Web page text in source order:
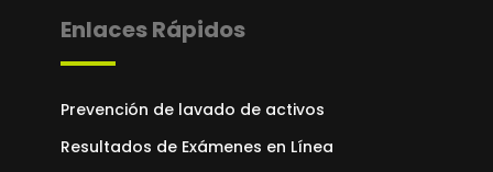
Enlaces Rápidos
Prevención de lavado de activos
Resultados de Exámenes en Línea